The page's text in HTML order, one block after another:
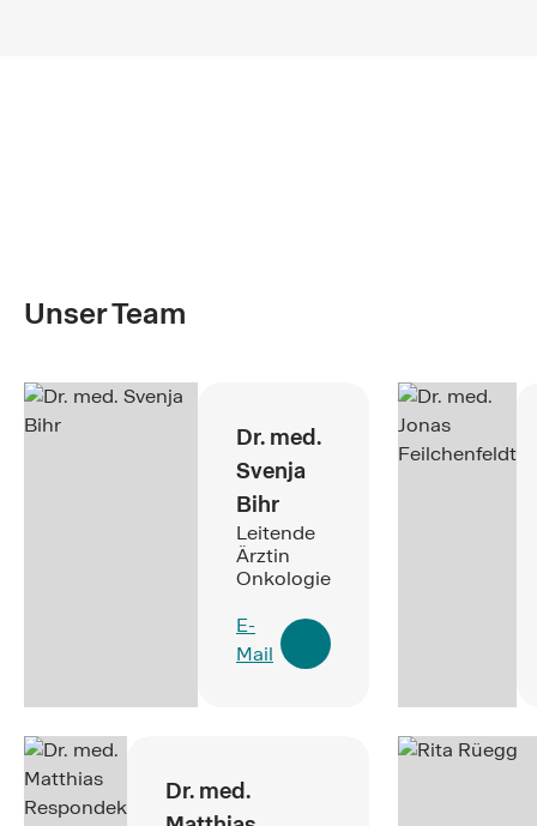
Unser Team
Dr. med.
Svenja
Bihr
Leitende
Ärztin
Onkologie
E-
Mail
Dr. med.